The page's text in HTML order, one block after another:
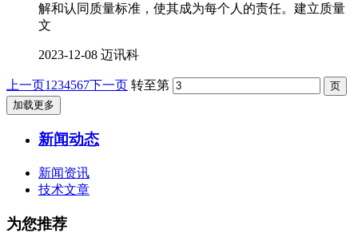
解和认同质量标准，使其成为每个人的责任。建立质量
文
2023-12-08 迈讯科
上一页1 234567下一页 转至第
加载更多
新闻动态
新闻资讯
技术文章
为您推荐